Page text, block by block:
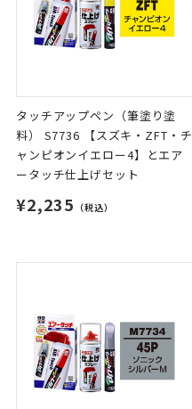
タッチアップペン（筆塗り塗
料） S7736 【スズキ・ZFT・チ
ャンピオンイエロー4】とエア
ータッチ仕上げセット
¥2,235 （税込）